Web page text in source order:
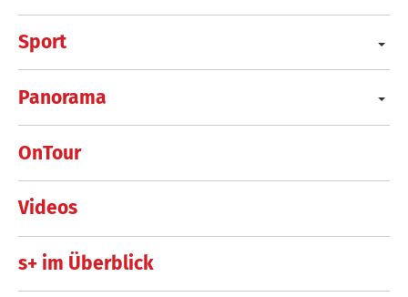
Sport
Panorama
OnTour
Videos
s+ im Überblick